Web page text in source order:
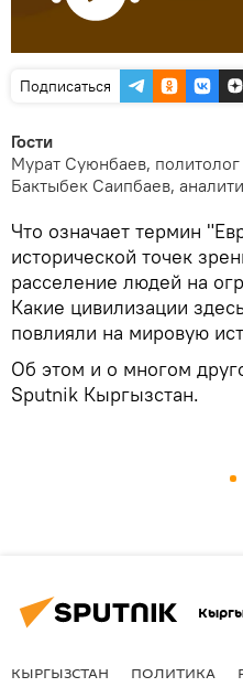
Подписаться
Гости
Мурат Суюнбаев, политолог
Бактыбек Саипбаев,
Что означает термин
исторической точек
расселение людей на
Какие цивилизации
повлияли на мировую
Об этом и о многом
Sputnik Кыргызстан.
КЫРГЫЗСТАН ПОЛИТИКА